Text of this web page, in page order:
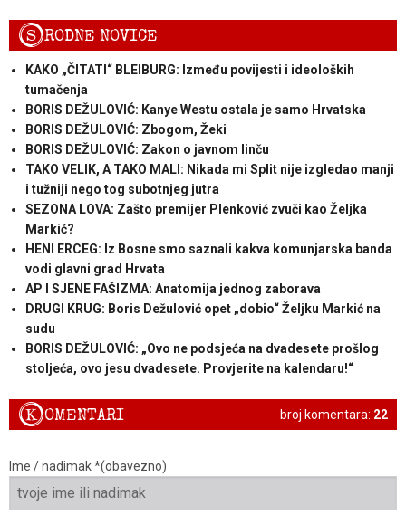
SRODNE NOVICE
KAKO „ČITATI“ BLEIBURG: Između povijesti i ideoloških
tumačenja
BORIS DEŽULOVIĆ: Kanye Westu ostala je samo Hrvatska
BORIS DEŽULOVIĆ: Zbogom, Žeki
BORIS DEŽULOVIĆ: Zakon o javnom linču
TAKO VELIK, A TAKO MALI: Nikada mi Split nije izgledao manji
i tužniji nego tog subotnjeg jutra
SEZONA LOVA: Zašto premijer Plenković zvuči kao Željka
Markić?
HENI ERCEG: Iz Bosne smo saznali kakva komunjarska banda
vodi glavni grad Hrvata
AP I SJENE FAŠIZMA: Anatomija jednog zaborava
DRUGI KRUG: Boris Dežulović opet „dobio“ Željku Markić na
sudu
BORIS DEŽULOVIĆ: „Ovo ne podsjeća na dvadesete prošlog
stoljeća, ovo jesu dvadesete. Provjerite na kalendaru!“
broj komentara: 22
KOMENTARI
Ime / nadimak *(obavezno)